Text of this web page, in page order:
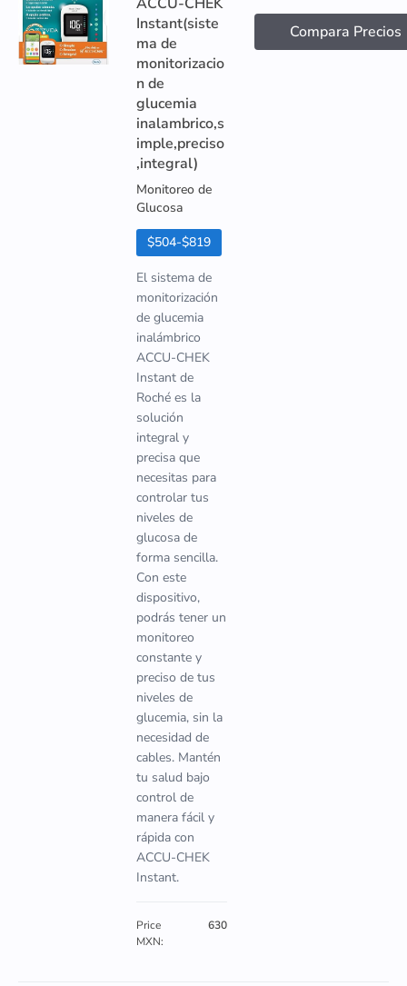
Instant(siste
ma de
monitorizacio
n de
glucemia
inalambrico,s
imple,preciso
,integral)
Monitoreo de
Glucosa
$504-$819
El sistema de
monitorización
de glucemia
inalámbrico
ACCU-CHEK
Instant de
Roché es la
solución
integral y
precisa que
necesitas para
controlar tus
niveles de
glucosa de
forma sencilla.
Con este
dispositivo,
podrás tener un
monitoreo
constante y
preciso de tus
niveles de
glucemia, sin la
necesidad de
cables. Mantén
tu salud bajo
control de
manera fácil y
rápida con
ACCU-CHEK
Instant.
Price
MXN:
630
Compara Precios